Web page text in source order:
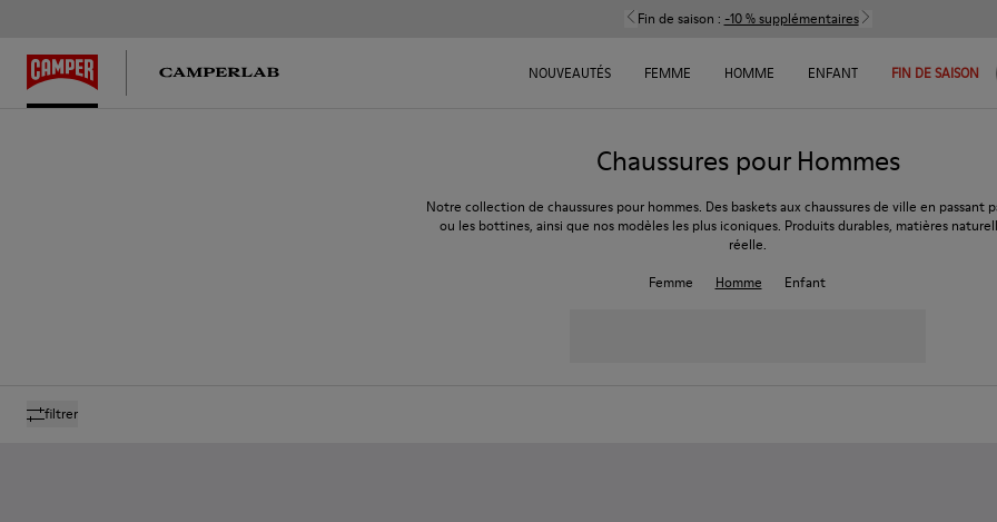
Fin de saison : -10 % supplémentaires
NOUVEAUTÉS FEMME HOMME ENFANT FIN DE SAISON
Chaussures pour Hommes
Notre collection de chaussures pour hommes. Des baskets aux chaussures de ville en passant
ou les bottines, ainsi que nos modèles les plus iconiques. Produits durables, matières
réelle.
Femme
Homme Enfant
filtrer